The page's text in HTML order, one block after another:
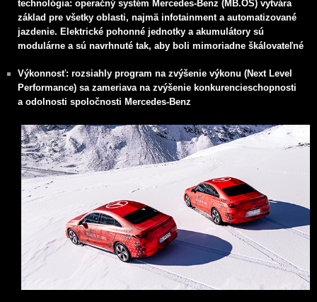
technológia: operačný systém Mercedes-Benz (MB.OS) vytvára
základ pre všetky oblasti, najmä infotainment a automatizované
jazdenie. Elektrické pohonné jednotky a akumulátory sú
modulárne a sú navrhnuté tak, aby boli mimoriadne škálovateľné
Výkonnosť: rozsiahly program na zvýšenie výkonu (Next Level
Performance) sa zameriava na zvýšenie konkurencieschopnosti
a odolnosti spoločnosti Mercedes-Benz